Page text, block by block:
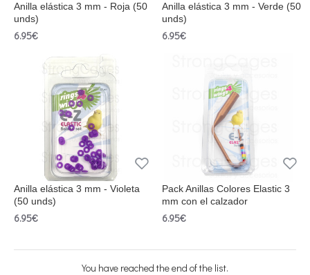
Anilla elástica 3 mm - Roja (50
unds)
6.95€
Anilla elástica 3 mm - Verde (50
unds)
6.95€
Anilla elástica 3 mm - Violeta
(50 unds)
6.95€
Pack Anillas Colores Elastic 3
mm con el calzador
6.95€
You have reached the end of the list.